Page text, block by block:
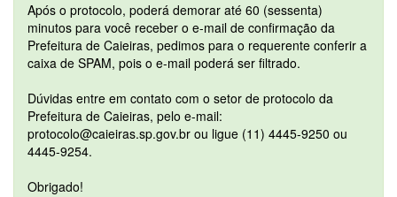
Após o protocolo, poderá demorar até 60 (sessenta)
minutos para você receber o e-mail de confirmação da
Prefeitura de Caieiras, pedimos para o requerente conferir a
caixa de SPAM, pois o e-mail poderá ser filtrado.
Dúvidas entre em contato com o setor de protocolo da
Prefeitura de Caieiras, pelo e-mail:
protocolo@caieiras.sp.gov.br ou ligue (11) 4445-9250 ou
4445-9254.
Obrigado!